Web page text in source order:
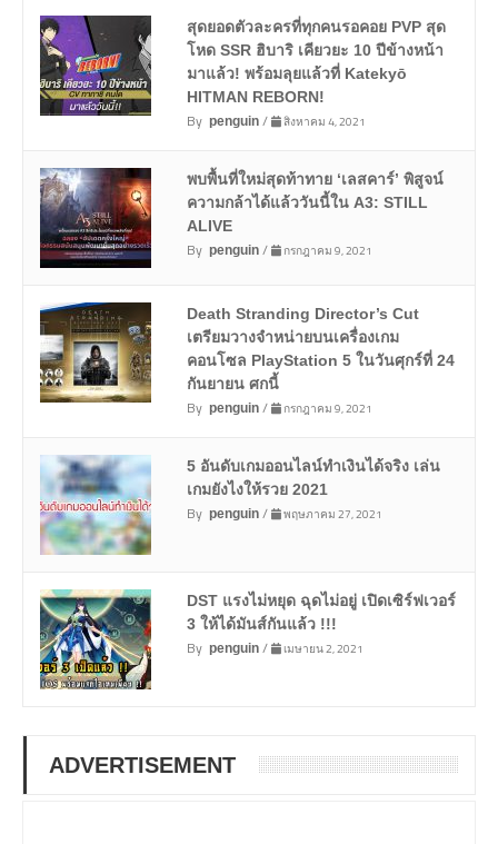
สุดยอดตัวละครที่ทุกคนรอคอย PVP สุด
โหด SSR ฮิบาริ เคียวยะ 10 ปีข้างหน้า
มาแล้ว! พร้อมลุยแล้วที่ Katekyō
HITMAN REBORN!
By penguin/ สิงหาคม 4, 2021
พบพื้นที่ใหม่สุดท้าทาย ‘เลสคาร์’ พิสูจน์
ความกล้าได้แล้ววันนี้ใน A3: STILL
ALIVE
By penguin/ กรกฎาคม 9, 2021
Death Stranding Director’s Cut
เตรียมวางจำหน่ายบนเครื่องเกม
คอนโซล PlayStation 5 ในวันศุกร์ที่ 24
กันยายน ศกนี้
By penguin/ กรกฎาคม 9, 2021
5 อันดับเกมออนไลน์ทำเงินได้จริง เล่น
เกมยังไงให้รวย 2021
By penguin/ พฤษภาคม 27, 2021
DST แรงไม่หยุด ฉุดไม่อยู่ เปิดเซิร์ฟเวอร์
3 ให้ได้มันส์กันแล้ว !!!
By penguin/ เมษายน 2, 2021
ADVERTISEMENT